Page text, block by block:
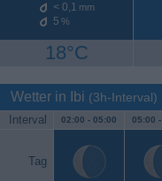
< 0,1 mm
5 %
18°C
Wetter in Ibi (3h-Interval)
Interval 02:00 - 05:00 05:00 -
Tag